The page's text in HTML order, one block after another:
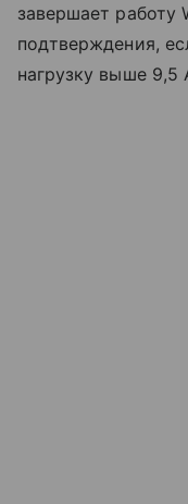
завершает работу
подтверждения,
нагрузку выше 9,5